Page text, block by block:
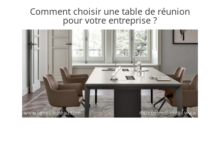
Comment choisir une table de réunion
pour votre entreprise ?